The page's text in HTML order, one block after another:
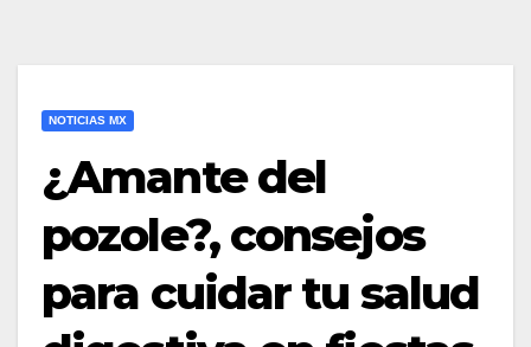
NOTICIAS MX
¿Amante del
pozole?, consejos
para cuidar tu salud